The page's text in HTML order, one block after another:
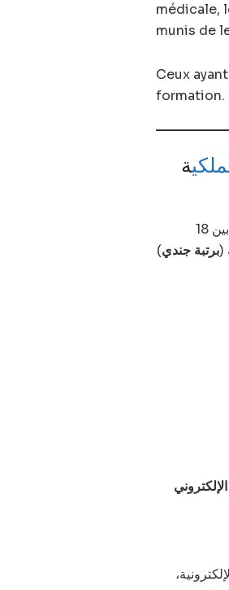
médicale,
munis de
Ceux
formation.
ة
المتراوحة أعمارهم مابين 18
برتبة جندي)